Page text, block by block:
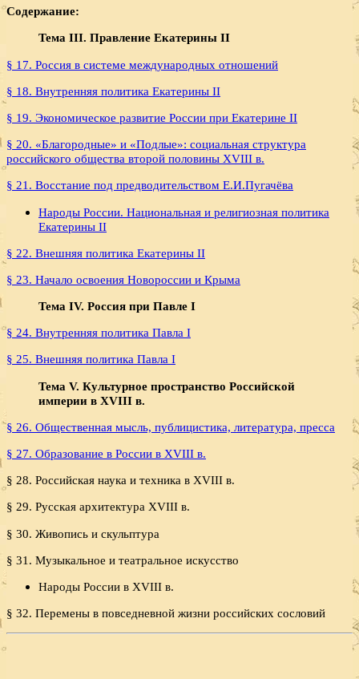
Содержание:
Тема III. Правление Екатерины II
§ 17. Россия в системе международных отношений
§ 18. Внутренняя политика Екатерины II
§ 19. Экономическое развитие России при Екатерине II
§ 20. «Благородные» и «Подлые»: социальная структура
российского общества второй половины XVIII в.
§ 21. Восстание под предводительством Е.И.Пугачёва
Народы России. Национальная и религиозная политика
Екатерины II
§ 22. Внешняя политика Екатерины II
§ 23. Начало освоения Новороссии и Крыма
Тема IV. Россия при Павле I
§ 24. Внутренняя политика Павла I
§ 25. Внешняя политика Павла I
Тема V. Культурное пространство Российской
империи в XVIII в.
§ 26. Общественная мысль, публицистика, литература, пресса
§ 27. Образование в России в XVIII в.
§ 28. Российская наука и техника в XVIII в.
§ 29. Русская архитектура XVIII в.
§ 30. Живопись и скульптура
§ 31. Музыкальное и театральное искусство
Народы России в XVIII в.
§ 32. Перемены в повседневной жизни российских сословий